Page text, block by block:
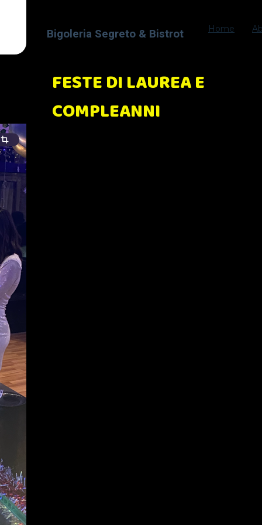
Bigoleria Segreto & Bistrot Home
FESTE DI LAUREA E
COMPLEANNI